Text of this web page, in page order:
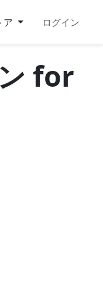
ア ログイン
for